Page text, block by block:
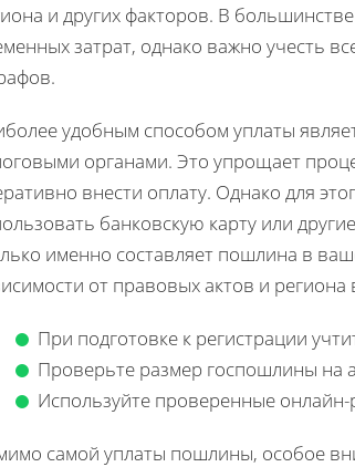
и других факторов. В
затрат, однако важно учесть
удобным способом уплаты
органами. Это упрощает
внести оплату. Однако для
банковскую карту или
именно составляет пошлина в
от правовых актов и
При подготовке к регистрации
Проверьте размер госпошлины на
Используйте проверенные онлайн-
самой уплаты пошлины, особое